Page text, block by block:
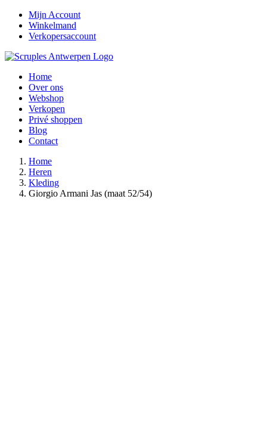
naar
inhoud
Facebook
Instagram
mail
Mijn Account
Winkelmand
Verkopersaccount
Home
Over ons
Webshop
Verkopen
Privé shoppen
Blog
Contact
Home
Heren
Kleding
Giorgio Armani Jas (maat 52/54)